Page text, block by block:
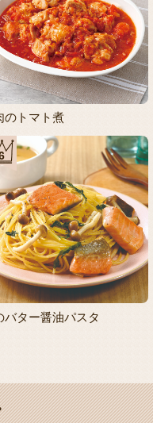
のトマト煮
バター醤油パスタ